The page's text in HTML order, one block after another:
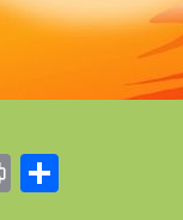
Print